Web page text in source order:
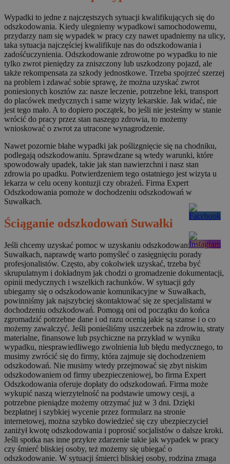
Wypadki to jedne z najczęstszych sytuacji kwalifikujących się do
odszkodowania. Kiedy ulegniemy wypadkowi samochodowemu,
przydarzy nam się wypadek w pracy czy nawet upadniemy na ulicy,
taka sytuacja najczęściej kwalifikuje nas do odszkodowania i
zadośćuczynienia. Odszkodowanie zdrowotne po wypadku to nie
tylko zwrot pieniędzy za zniszczony lub uszkodzony pojazd, ale
także rekompensata za szkody jednostkowe. Trzeba spojrzeć szerzej
na problem i zdawać sobie sprawę, że można uzyskać zwrot
poniesionych kosztów za: nasze leczenie, potrzebne leki, transport
do placówek medycznych i same wizyty lekarskie. Jak widać, nie
jest tego mało. A to dopiero początek, bo jeśli nie jesteśmy w stanie
wrócić do pracy przez stan naszego zdrowia, to możemy
wnioskować o zwrot za utracone wynagrodzenie.
Nawet pozornie błahe wypadki jak poślizgnięcie się na chodniku,
podlegają odszkodowaniu. Sprawdzane są wtedy warunki, które
spowodowały upadek, takie jak stan nawierzchni i nasz stan
zdrowia po upadku. Potwierdzeniem tego ostatniego jest wizyta u
lekarza w celu oceny kontuzji czy obrażeń. Firma Expert
Odszkodowania pomoże w dochodzeniu odszkodowań w
Suwałkach.
Ściąganie odszkodowań Suwałki
Jeśli chcemy uzyskać pomoc w uzyskaniu odszkodowania w
Suwałkach, naprawdę warto pomyśleć o zasięgnięciu porady
profesjonalistów. Często, aby cokolwiek uzyskać, trzeba być
skrupulatnym i dokładnym jak chodzi o gromadzenie dokumentacji,
opinii medycznych i wszelkich rachunków. W sytuacji gdy
ubiegamy się o odszkodowanie komunikacyjne w Suwałkach,
powinniśmy jak najszybciej skontaktować się ze specjalistami w
dochodzeniu odszkodowań. Pomogą oni od początku do końca
zgromadzić potrzebne dane i od razu ocenią jakie są szanse i o co
możemy zawalczyć. Jeśli ponieśliśmy uszczerbek na zdrowiu, straty
materialne, finansowe lub psychiczne na przykład w wyniku
wypadku, niesprawiedliwego zwolnienia lub błędu medycznego, to
musimy zwrócić się do firmy, która zajmuje się dochodzeniem
odszkodowań. Nie musimy wtedy przejmować się zbyt niskim
odszkodowaniem od firmy ubezpieczeniowej, bo firma Expert
Odszkodowania oferuje dopłaty do odszkodowań. Firma może
wykupić naszą wierzytelność na podstawie umowy cesji, a
potrzebne pieniądze możemy otrzymać już w 3 dni. Dzięki
bezpłatnej i szybkiej wycenie przez formularz na stronie
internetowej, można szybko dowiedzieć się czy ubezpieczyciel
zaniżył kwotę odszkodowania i poprosić socjalistów o dalsze kroki.
Jeśli spotka nas inne przykre zdarzenie takie jak wypadek w pracy
czy śmierć bliskiej osoby, też możemy się ubiegać o
odszkodowanie. W sytuacji śmierci bliskiej osoby, rodzina zmaga